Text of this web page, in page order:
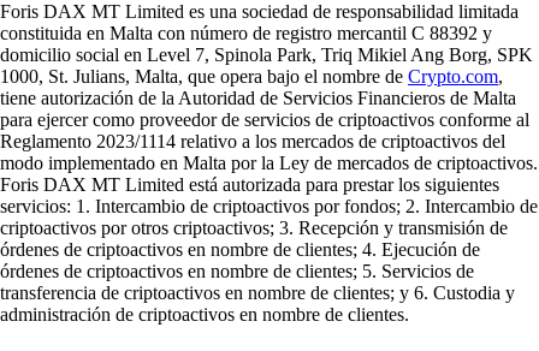
Foris DAX MT Limited es una sociedad de responsabilidad limitada
constituida en Malta con número de registro mercantil C 88392 y
domicilio social en Level 7, Spinola Park, Triq Mikiel Ang Borg, SPK
1000, St. Julians, Malta, que opera bajo el nombre de Crypto.com,
tiene autorización de la Autoridad de Servicios Financieros de Malta
para ejercer como proveedor de servicios de criptoactivos conforme al
Reglamento 2023/1114 relativo a los mercados de criptoactivos del
modo implementado en Malta por la Ley de mercados de criptoactivos.
Foris DAX MT Limited está autorizada para prestar los siguientes
servicios: 1. Intercambio de criptoactivos por fondos; 2. Intercambio de
criptoactivos por otros criptoactivos; 3. Recepción y transmisión de
órdenes de criptoactivos en nombre de clientes; 4. Ejecución de
órdenes de criptoactivos en nombre de clientes; 5. Servicios de
transferencia de criptoactivos en nombre de clientes; y 6. Custodia y
administración de criptoactivos en nombre de clientes.